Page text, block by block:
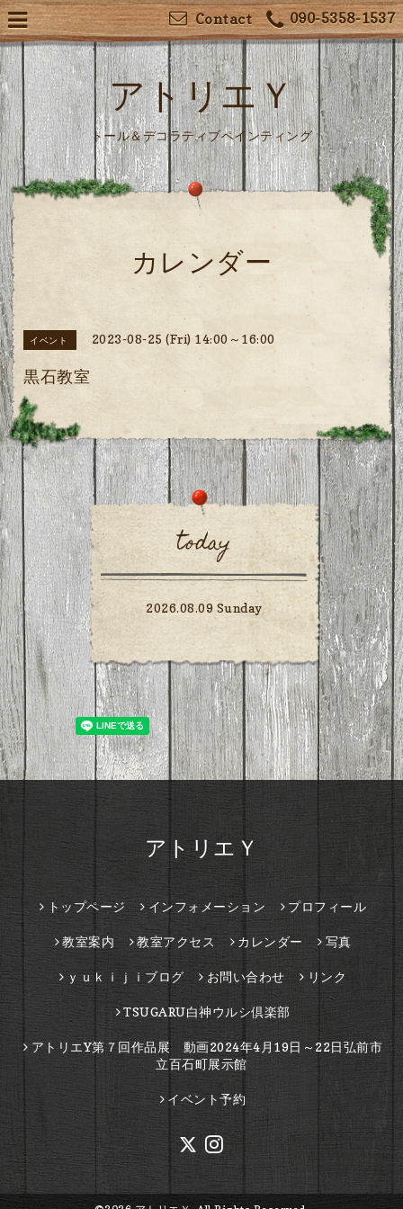
090-5358-1537
Contact
アトリエＹ
トール＆デコラティブペインティング
カレンダー
イベント 2023-08-25 (Fri) 14:00～16:00
黒石教室
today
2026.08.09 Sunday
アトリエＹ
トップページ インフォメーション プロフィール
教室案内 教室アクセス カレンダー 写真
ｙｕｋｉｊｉブログ お問い合わせ リンク
TSUGARU白神ウルシ倶楽部
アトリエY第７回作品展 動画2024年4月19日～22日弘前市
立百石町展示館
イベント予約